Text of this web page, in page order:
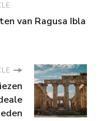
van Ragusa Ibla